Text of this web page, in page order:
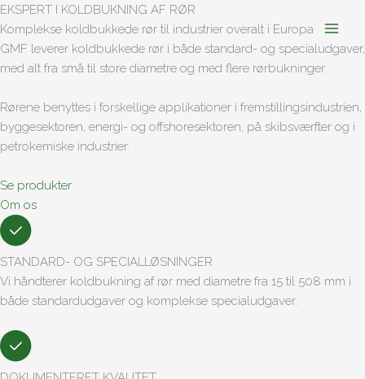
Gå
til
indholdet
EKSPERT I KOLDBUKNING AF RØR
Komplekse koldbukkede rør til industrier overalt i Europa
GMF leverer koldbukkede rør i både standard- og specialudgaver,
med alt fra små til store diametre og med flere rørbukninger.
Rørene benyttes i forskellige applikationer i fremstillingsindustrien,
byggesektoren, energi- og offshoresektoren, på skibsværfter og i
petrokemiske industrier.
Se produkter
Om os
STANDARD- OG SPECIALLØSNINGER
Vi håndterer koldbukning af rør med diametre fra 15 til 508 mm i
både standardudgaver og komplekse specialudgaver.